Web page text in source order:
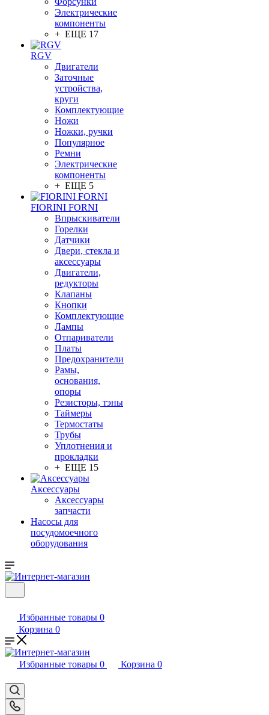
Электрические
компоненты
+ ЕЩЕ 17
RGV
Двигатели
Заточные
устройства,
круги
Комплектующие
Ножи
Ножки, ручки
Популярное
Ремни
Электрические
компоненты
+ ЕЩЕ 5
FIORINI FORNI
Впрыскиватели
Горелки
Датчики
Двери, стекла и
аксессуары
Двигатели,
редукторы
Клапаны
Кнопки
Комплектующие
Лампы
Отпариватели
Платы
Предохранители
Рамы,
основания,
опоры
Резисторы, тэны
Таймеры
Термостаты
Трубы
Уплотнения и
прокладки
+ ЕЩЕ 15
Аксессуары
Аксессуары
запчасти
Насосы для
посудомоечного
оборудования
Избранные товары 0
Корзина 0
Избранные товары 0 Корзина 0